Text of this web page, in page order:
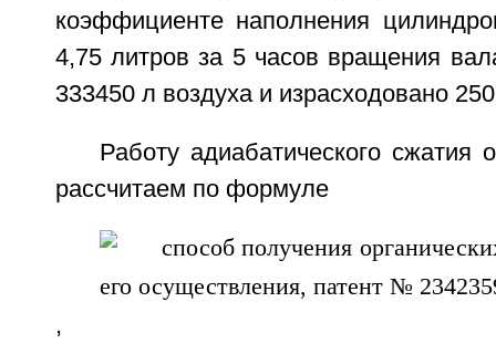
коэффициенте наполнения
4,75 литров за 5 часов вращения
333450 л воздуха и израсходовано 250
Работу адиабатического сжатия
рассчитаем по формуле
,